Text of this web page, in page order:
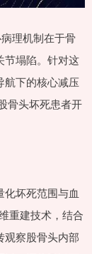
理机制在于骨
节塌陷。针对这
航下的核心减压
骨头坏死患者开
坏死范围与血
重建技术，结合
观察股骨头内部